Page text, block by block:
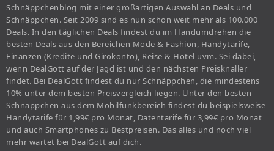
Schnäppchenblog mit einer großartigen Auswahl an Deals und
Schnäppchen. Seit 2009 sind es nun schon weit mehr als 100.000
Deals. In den täglichen Deals findest du im Handumdrehen die
besten Deals aus den Bereichen Mode & Fashion, Handytarife,
Finanzen (Kredite und Girokonto), Reise & Hotel uvm. Sei dabei,
wenn DealGott auf der Jagd ist und den nächsten Preisknaller
findet. Bei DealGott findest du nur Schnäppchen, die mindestens
10% unter dem besten Preisvergleich liegen. Unter den besten
Schnäppchen aus dem Mobilfunkbereich findest du beispielsweise
Handytarife für 1,99€ pro Monat, Datentarife für 3,99€ pro Monat
und auch Smartphones zu Bestpreisen. Das alles und noch viel
mehr wartet bei DealGott auf dich.